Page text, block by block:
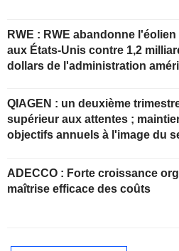
RWE : RWE abandonne l'éolien offshore
aux États-Unis contre 1,2
dollars de l'administration
QIAGEN : un deuxième trimestre
supérieur aux attentes ;
objectifs annuels à l'image du
ADECCO : Forte croissance organique et
maîtrise efficace des coûts